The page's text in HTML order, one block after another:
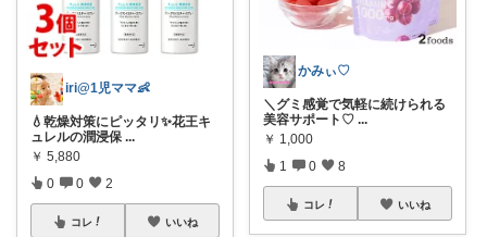
iri@1児ママ👶
💧乾燥対策にピッタリ✨花王キ
ュレルの潤浸保 ...
￥ 5,880
0 0 2
コレ いいね
かみぃ♡
＼グミ感覚で気軽に続けられる
美容サポート♡ ...
￥ 1,000
1 0 8
コレ いいね